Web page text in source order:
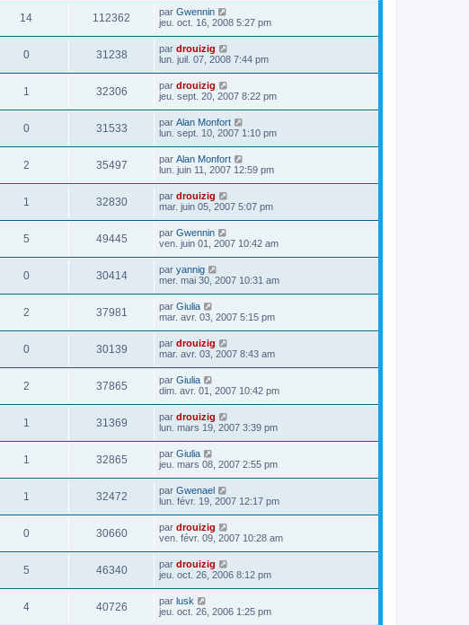
14 112362 par Gwennin
jeu. oct. 16, 2008 5:27 pm
0 31238 par drouizig
lun. juil. 07, 2008 7:44 pm
1 32306 par drouizig
jeu. sept. 20, 2007 8:22 pm
0 31533 par Alan Monfort
lun. sept. 10, 2007 1:10 pm
2 35497 par Alan Monfort
lun. juin 11, 2007 12:59 pm
1 32830 par drouizig
mar. juin 05, 2007 5:07 pm
5 49445 par Gwennin
ven. juin 01, 2007 10:42 am
0 30414 par yannig
mer. mai 30, 2007 10:31 am
2 37981 par Giulia
mar. avr. 03, 2007 5:15 pm
0 30139 par drouizig
mar. avr. 03, 2007 8:43 am
2 37865 par Giulia
dim. avr. 01, 2007 10:42 pm
1 31369 par drouizig
lun. mars 19, 2007 3:39 pm
1 32865 par Giulia
jeu. mars 08, 2007 2:55 pm
1 32472 par Gwenael
lun. févr. 19, 2007 12:17 pm
0 30660 par drouizig
ven. févr. 09, 2007 10:28 am
5 46340 par drouizig
jeu. oct. 26, 2006 8:12 pm
4 40726 par lusk
jeu. oct. 26, 2006 1:25 pm